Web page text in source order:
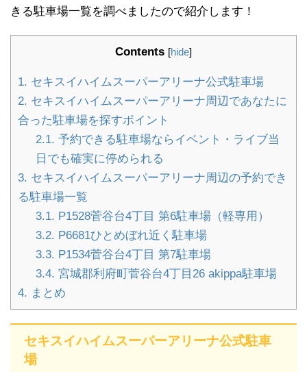
きる駐車場一覧を調べましたので紹介します！
Contents [hide]
1. セキスイハイムスーパーアリーナ公式駐車場
2. セキスイハイムスーパーアリーナ周辺であなたに
合った駐車場を探すポイント
2.1. 予約できる駐車場ならイベント・ライブ当
日でも確実に停められる
3. セキスイハイムスーパーアリーナ周辺の予約でき
る駐車場一覧
3.1. P1528菅谷台4丁目 第6駐車場（軽専用）
3.2. P6681ひとめぼれ近く駐車場
3.3. P1534菅谷台4丁目 第7駐車場
3.4. 宮城郡利府町菅谷台4丁目26 akippa駐車場
4. まとめ
セキスイハイムスーパーアリーナ公式駐車
場